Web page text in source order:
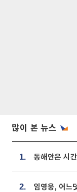
많이 본 뉴스
1.
2.